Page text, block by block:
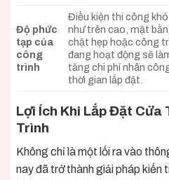
Độ phức
tạp của
công
trình
Điều kiện thi công khó
như trên cao, mặt
chật hẹp hoặc công
đang hoạt động sẽ
tăng chi phí nhân
thời gian lắp đặt.
Lợi Ích Khi Lắp Đặt Cửa
Trình
Không chỉ là một lối ra vào
nay đã trở thành giải pháp kiến